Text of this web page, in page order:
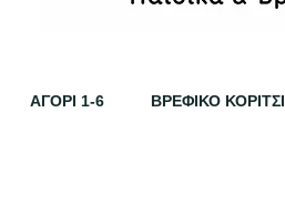
ΑΓΟΡΙ 1-6 ΒΡΕΦΙΚΟ ΚΟΡΙΤΣΙ